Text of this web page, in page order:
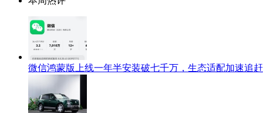
微信鸿蒙版上线一年半安装破七千万，生态适配加速追